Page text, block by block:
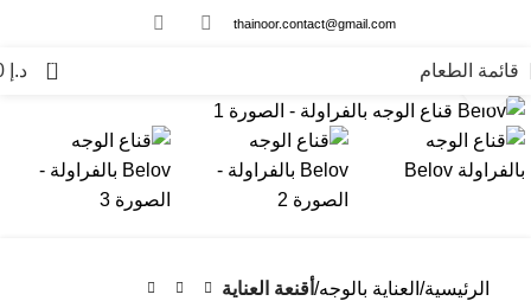
thainoor.contact@gmail.com
قائمة الطعام 0 د.إ
انقر للتكبير
الرئيسية العناية بالوجه أقنعة العناية